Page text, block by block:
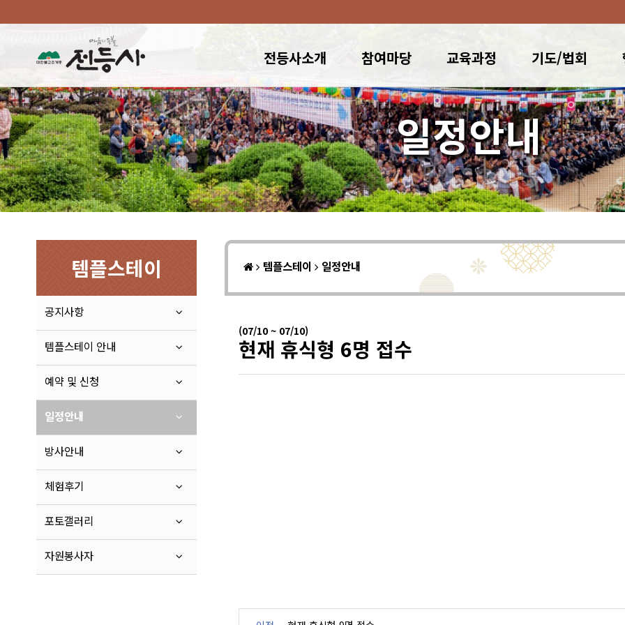
전등사소개 참여마당 교육과정 기도/법회
일정안내
템플스테이
공지사항
템플스테이 안내
예약 및 신청
일정안내
방사안내
체험후기
포토갤러리
자원봉사자
템플스테이 일정안내
(07/10 ~ 07/10)
현재 휴식형 6명 접수